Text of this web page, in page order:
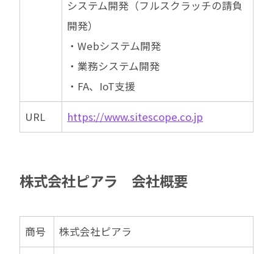
システム開発（フルスクラッチの請負
開発）
・Webシステム開発
・業務システム開発
・FA、IoT支援
URL https://www.sitescope.co.jp
株式会社ピアラ 会社概要
商号 株式会社ピアラ